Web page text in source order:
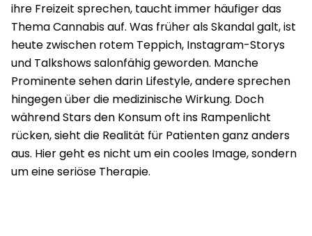
ihre Freizeit sprechen, taucht immer häufiger das
Thema Cannabis auf. Was früher als Skandal galt, ist
heute zwischen rotem Teppich, Instagram-Storys
und Talkshows salonfähig geworden. Manche
Prominente sehen darin Lifestyle, andere sprechen
hingegen über die medizinische Wirkung. Doch
während Stars den Konsum oft ins Rampenlicht
rücken, sieht die Realität für Patienten ganz anders
aus. Hier geht es nicht um ein cooles Image, sondern
um eine seriöse Therapie.